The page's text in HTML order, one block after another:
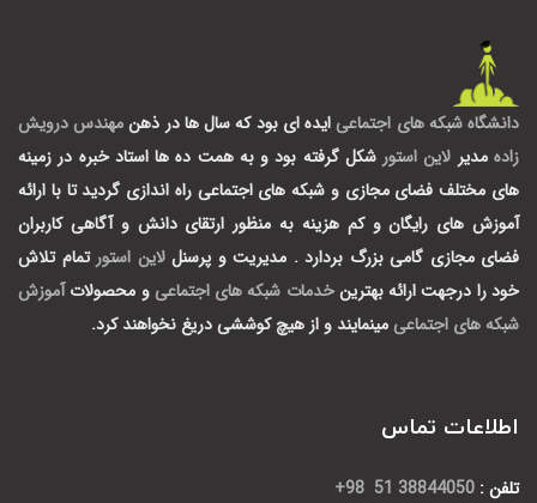
دانشگاه شبکه های اجتماعی ایده ای بود که سال ها در ذهنمهندس درویش
زاده مدیر لاین استور شکل گرفته بود و به همت ده ها استاد خبره در زمینه
های مختلف فضای مجازی و شبکه های اجتماعی راه اندازی گردید تا با ارائه
آموزش های رایگان و کم هزینه به منظور ارتقای دانش و آگاهی کاربران
فضای مجازی گامی بزرگ بردارد . مدیریت و پرسنللاین استور تمام تلاش
خود را درجهت ارائه بهترینخدمات شبکه های اجتماعی و محصولات آموزش
شبکه های اجتماعی مینمایند و از هیچ کوششی دریغ نخواهند کرد.
اطلاعات تماس
تلفن : 38844050 51 98+